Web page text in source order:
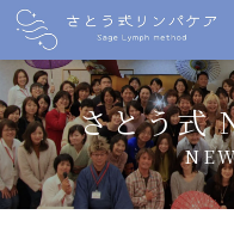
さとう式